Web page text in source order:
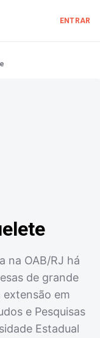
ENTRAR
na OAB/RJ há
de grande
em
e Pesquisas
Estadual